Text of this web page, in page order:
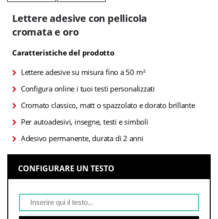
Lettere adesive con pellicola
cromata e oro
Caratteristiche del prodotto
Lettere adesive su misura fino a 50 m²
Configura online i tuoi testi personalizzati
Cromato classico, matt o spazzolato e dorato brillante
Per autoadesivi, insegne, testi e simboli
Adesivo permanente, durata di 2 anni
CONFIGURARE UN TESTO